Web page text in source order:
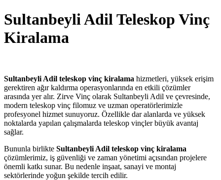
Sultanbeyli Adil Teleskop Vinç
Kiralama
Sultanbeyli Adil teleskop vinç kiralama hizmetleri, yüksek erişim
gerektiren ağır kaldırma operasyonlarında en etkili çözümler
arasında yer alır. Zirve Vinç olarak Sultanbeyli Adil ve çevresinde,
modern teleskop vinç filomuz ve uzman operatörlerimizle
profesyonel hizmet sunuyoruz. Özellikle dar alanlarda ve yüksek
noktalarda yapılan çalışmalarda teleskop vinçler büyük avantaj
sağlar.
Bununla birlikte Sultanbeyli Adil teleskop vinç kiralama
çözümlerimiz, iş güvenliği ve zaman yönetimi açısından projelere
önemli katkı sunar. Bu nedenle inşaat, sanayi ve montaj
sektörlerinde yoğun şekilde tercih edilir.